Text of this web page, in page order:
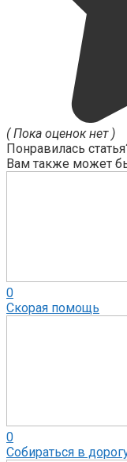
( Пока оценок нет )
Понравилась
Вам также может
0
Скорая помощь
0
Собираться в